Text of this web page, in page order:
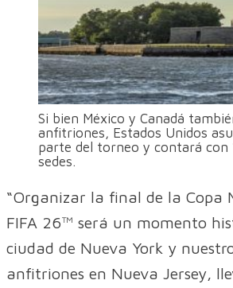
Si bien México y Canadá
anfitriones, Estados Unidos
parte del torneo y contará con
sedes.
“Organizar la final de la Copa
FIFA 26™ será un momento
ciudad de Nueva York y
anfitriones en Nueva Jersey,